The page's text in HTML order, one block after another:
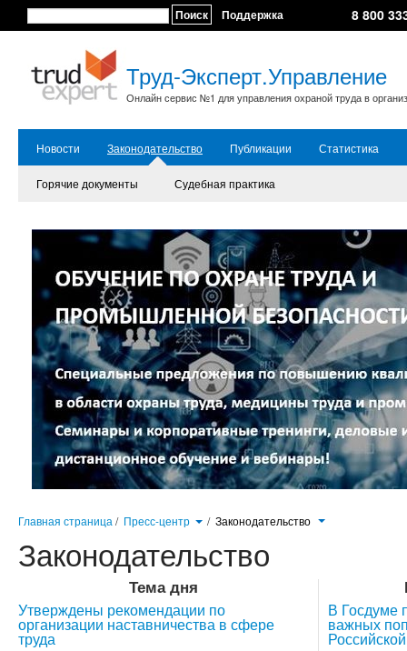
Поиск Поддержка 8 800
Труд-Эксперт.Управление
Онлайн сервис №1 для управления охраной труда в
Новости Законодательство Публикации Статистика
Горячие документы Судебная практика
Главная страница / Пресс-центр / Законодательство
Законодательство
Тема дня
Утверждены рекомендации по
организации наставничества в сфере
труда
В Госдуме
важных